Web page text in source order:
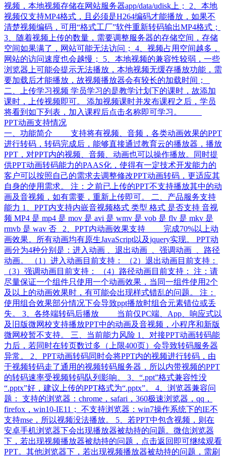
视频，本地视频存储在网站服务器app/data/udisk上； 2、本地
视频仅支持MP4格式，且必须是H264编码才能播放，如果不
清楚视频编码，可用“格式工厂”软件重新转码输出MP4格式；
3、随着视频上传的数量，需要调整服务器的存储空间，存储
空间如果满了，网站可能无法访问； 4、视频占用空间越多，
网站的访问速度也会越慢； 5、本地视频的兼容性较弱，一些
浏览器上可能会提示无法播放，本地视频无缓存播放功能，需
要加载后才能播放，故视频播放器会有较长的加载时间；
二、上传学习视频 学员学习的是教学计划下的课时，故添加
课时，上传视频即可。 添加视频课时并发布课程之后，学员
将看到如下列表，加入课程后点击名称即可学习。
PPT动画支持情况
一、功能简介 支持将有视频、音频，各类动画效果的PPT
进行转码，转码完成后，能够直接通过教育云的播放器，播放
PPT，对PPT内的视频、音频、动画也可以操作播放。同时提
供PPT动画转码能力的PAAS化，使得有一定技术开发能力的
客户可以按照自己的需求去调整修改PPT动画转码，更适应其
自身的使用需求。 注：之前已上传的PPT不支持播放其中的动
画及音视频，如有需要，重新上传即可。 二、产品服务支持
能力 1、PPT内支持内嵌音视频格式 类型 格式 是否支持 音视
频 MP4 是 mp4 是 mov 是 avi 是 wmv 是 vob 是 flv 是 mkv 是
rmvb 是 wav 否 2、PPT内动画效果支持 完成70%以上动
画效果。所有动画均有原生JavaScript以及jquery实现。 PPT动
画分为4种分别是：进入动画 、退出动画 、强调动画 、路径
动画。 （1）进入动画目前支持： （2）退出动画目前支持：
（3）强调动画目前支持： （4）路径动画目前支持： 注：请
尽量保证一个组件只使用一个动画效果，当同一组件使用2个
及以上的动画效果时，有可能会出现样式错乱的问题。 注：
使用组合效果部分情况下会导致ppt播放时组合元素错位或丢
失。 3、各终端转码后播放 当前仅PC端、App、响应式以
及旧版微网校支持播放PPT中的动画及音视频，小程序和新版
微网校暂不支持。 三、当前能力风险 1、对接PPT动画转码能
力后，若同时在转页数过多（上限400页）会导致转码服务器
异常。 2、PPT动画转码同时会将PPT内的视频进行转码，由
于视频转码走了通用的视频转码服务器，所以内带视频的PPT
的转码速率受视频转码队列影响。 3、“.ppt”格式兼容性没
“.pptx”好，建议上传的PPT格式为“.pptx”。 4、浏览器兼容问
题： 支持的浏览器：chrome，safari，360极速浏览器，qq，
firefox，win10-IE11； 不支持浏览器：win7操作系统下的IE不
支持mse，所以视频没法播放。 5、若PPT中包含视频，则在
安卓手机浏览器下会出现播放器被劫持的问题。微信浏览器
下，若出现视频播放器被劫持的问题，点击返回即可继续观看
PPT。其他浏览器下，若出现视频播放器被劫持的问题，需刷